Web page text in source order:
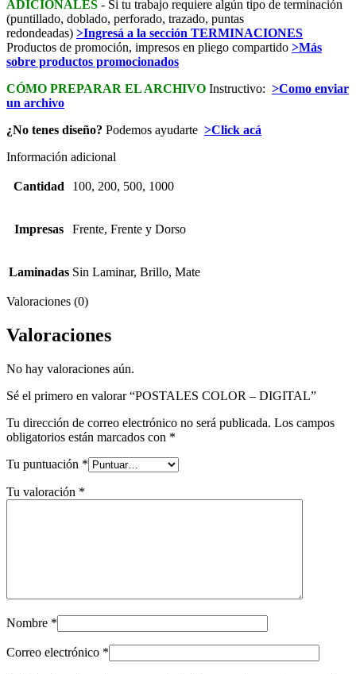
ADICIONALES - Si tu trabajo requiere algún tipo de terminación
(puntillado, doblado, perforado, trazado, puntas
redondeadas) >Ingresá a la sección TERMINACIONES
Productos de promoción, impresos en pliego compartido >Más
sobre productos promocionados
CÓMO PREPARAR EL ARCHIVO Instructivo: >Como enviar
un archivo
¿No tenes diseño? Podemos ayudarte >Click acá
Información adicional
Cantidad 100, 200, 500, 1000
Impresas Frente, Frente y Dorso
Laminadas Sin Laminar, Brillo, Mate
Valoraciones (0)
Valoraciones
No hay valoraciones aún.
Sé el primero en valorar “POSTALES COLOR – DIGITAL”
Tu dirección de correo electrónico no será publicada. Los campos
obligatorios están marcados con *
Tu puntuación *
Tu valoración *
Nombre *
Correo electrónico *